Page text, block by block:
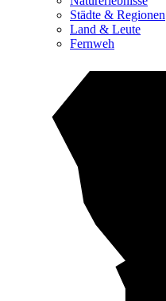
Städte & Regionen
Land & Leute
Fernweh